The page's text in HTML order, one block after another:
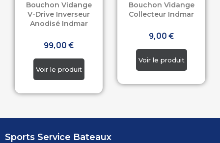
Bouchon Vidange
V-Drive Inverseur
Anodisé Indmar
99,00 €
Bouchon Vidange
Collecteur Indmar
9,00 €
Sports Service Bateaux